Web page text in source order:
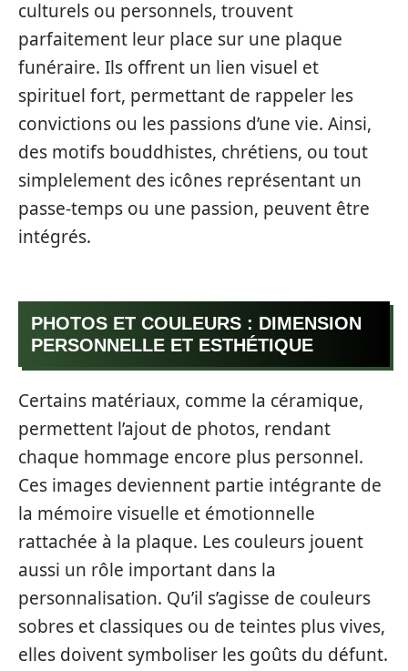
culturels ou personnels, trouvent
parfaitement leur place sur une plaque
funéraire. Ils offrent un lien visuel et
spirituel fort, permettant de rappeler les
convictions ou les passions d’une vie. Ainsi,
des motifs bouddhistes, chrétiens, ou tout
simplelement des icônes représentant un
passe-temps ou une passion, peuvent être
intégrés.
PHOTOS ET COULEURS : DIMENSION
PERSONNELLE ET ESTHÉTIQUE
Certains matériaux, comme la céramique,
permettent l’ajout de photos, rendant
chaque hommage encore plus personnel.
Ces images deviennent partie intégrante de
la mémoire visuelle et émotionnelle
rattachée à la plaque. Les couleurs jouent
aussi un rôle important dans la
personnalisation. Qu’il s’agisse de couleurs
sobres et classiques ou de teintes plus vives,
elles doivent symboliser les goûts du défunt.